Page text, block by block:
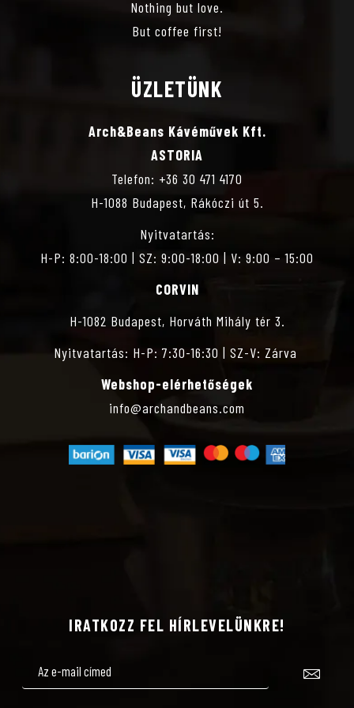
Nothing but love.
But coffee first!
ÜZLETÜNK
Arch&Beans Kávéművek Kft.
ASTORIA
Telefon: +36 30 471 4170
H-1088 Budapest, Rákóczi út 5.
Nyitvatartás:
H-P: 8:00-18:00 | SZ: 9:00-18:00 | V: 9:00 – 15:00
CORVIN
H-1082 Budapest, Horváth Mihály tér 3.
Nyitvatartás: H-P: 7:30-16:30 | SZ-V: Zárva
Webshop-elérhetőségek
info@archandbeans.com
IRATKOZZ FEL HÍRLEVELÜNKRE!